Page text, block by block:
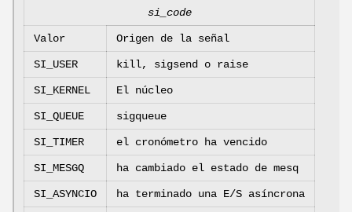
si_code
Valor Origen de la señal
SI_USER kill, sigsend o raise
SI_KERNEL El núcleo
SI_QUEUE sigqueue
SI_TIMER el cronómetro ha vencido
SI_MESGQ ha cambiado el estado de mesq
SI_ASYNCIO ha terminado una E/S asíncrona